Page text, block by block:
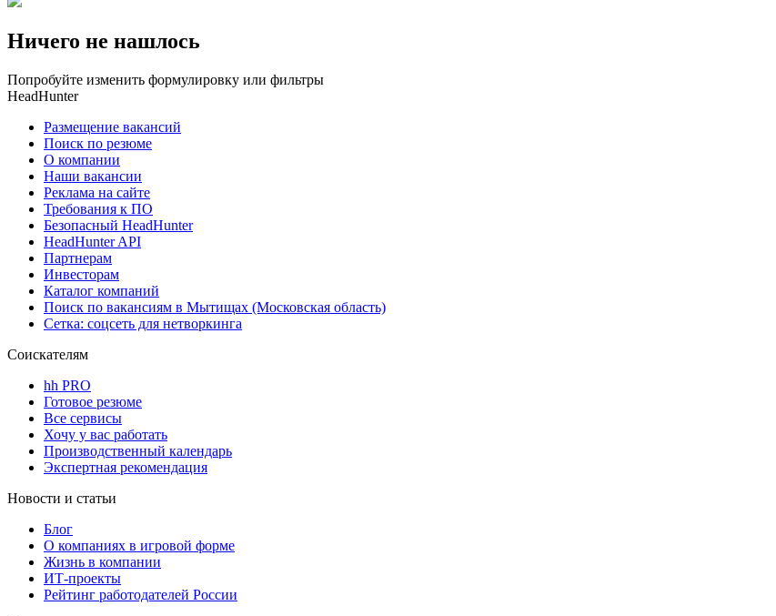
Ничего не нашлось
Попробуйте изменить формулировку или фильтры
HeadHunter
Размещение вакансий
Поиск по резюме
О компании
Наши вакансии
Реклама на сайте
Требования к ПО
Безопасный HeadHunter
HeadHunter API
Партнерам
Инвесторам
Каталог компаний
Поиск по вакансиям в Мытищах (Московская область)
Сетка: соцсеть для нетворкинга
Соискателям
hh PRO
Готовое резюме
Все сервисы
Хочу у вас работать
Производственный календарь
Экспертная рекомендация
Новости и статьи
Блог
О компаниях в игровой форме
Жизнь в компании
ИТ-проекты
Рейтинг работодателей России